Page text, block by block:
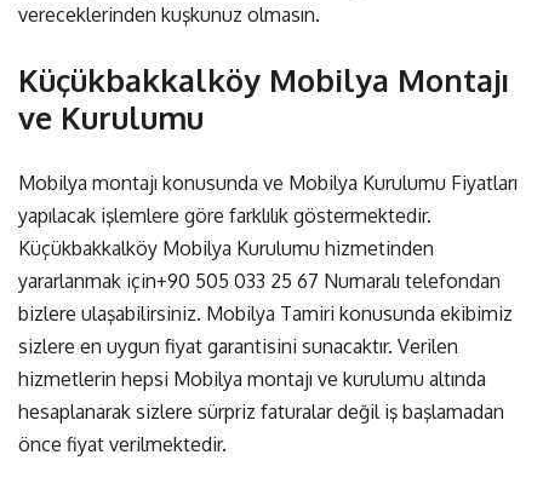
vereceklerinden kuşkunuz olmasın.
Küçükbakkalköy Mobilya Montajı
ve Kurulumu
Mobilya montajı konusunda ve Mobilya Kurulumu Fiyatları
yapılacak işlemlere göre farklılık göstermektedir.
Küçükbakkalköy Mobilya Kurulumu hizmetinden
yararlanmak için+90 505 033 25 67 Numaralı telefondan
bizlere ulaşabilirsiniz. Mobilya Tamiri konusunda ekibimiz
sizlere en uygun fiyat garantisini sunacaktır. Verilen
hizmetlerin hepsi Mobilya montajı ve kurulumu altında
hesaplanarak sizlere sürpriz faturalar değil iş başlamadan
önce fiyat verilmektedir.